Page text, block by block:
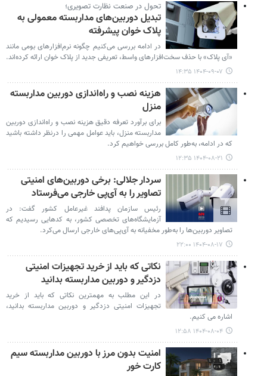
تحول در صنعت نظارت تصویری؛
تبدیل دوربین‌های مداربسته معمولی به
پلاک خوان پیشرفته
در ادامه بررسی می‌کنیم چگونه نرم‌افزارهای بومی مانند
«آی پلاک» با حذف سخت‌افزارهای واسط، تعریفی جدید از پلاک خوان ارائه کرده‌اند.
۱۴۰۴-۰۹-۰۷ ۱۴:۳۵
هزینه نصب و راه‌اندازی دوربین مداربسته
منزل
برای برآورد تعرفه دقیق هزینه نصب و راه‌اندازی دوربین
مداربسته منزل، باید عوامل مهمی را درنظر داشته باشید
که در ادامه، به‌طور کامل بررسی خواهیم کرد.
۱۴۰۴-۰۸-۲۱ ۱۲:۳۵
سردار جلالی: برخی دوربین‌های امنیتی
تصاویر را به آی‌پی خارجی می‌فرستاد
رئیس سازمان پدافند غیرعامل کشور گفت: در
آزمایشگاه‌های تخصصی کشور، به کدهایی رسیدیم که
تصاویر دوربین‌ها را به‌طور مخفیانه به آی‌پی‌های خارجی ارسال می‌کرد.
۱۴۰۴-۰۸-۱۷ ۲۲:۰۰
نکاتی که باید از خرید تجهیزات امنیتی
دزدگیر و دوربین مداربسته بدانید
در این مطلب به مهمترین نکاتی که باید از خرید
تجهیزات امنیتی دزدگیر و دوربین مداربسته بدانید،
اشاره می کنیم.
۱۴۰۴-۰۸-۰۴ ۱۲:۵۸
امنیت بدون مرز با دوربین مداربسته سیم
کارت خور